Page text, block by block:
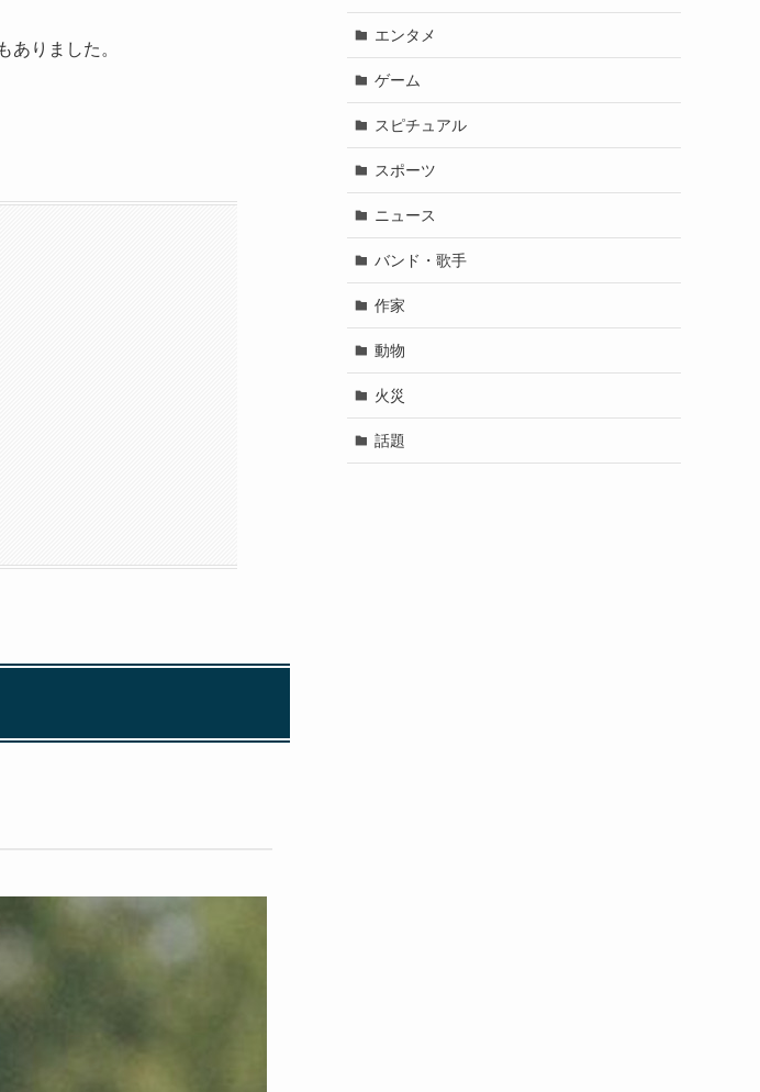
りました。
エンタメ
ゲーム
スピチュアル
スポーツ
ニュース
バンド・歌手
作家
動物
火災
話題